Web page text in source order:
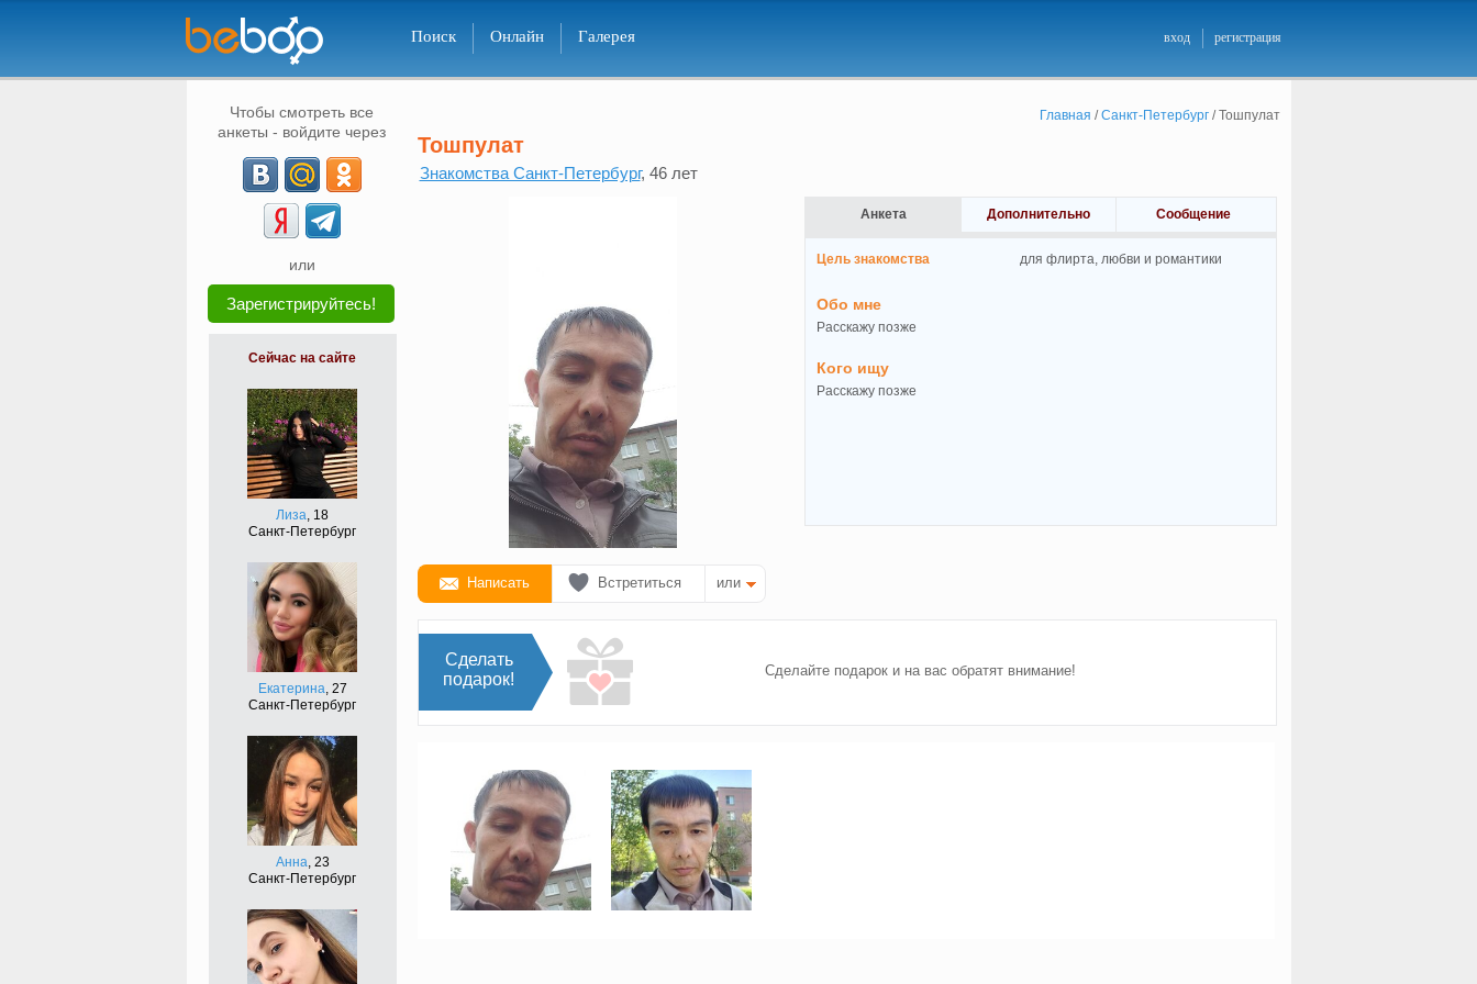
Поиск Онлайн Галерея вход регистрация
Чтобы смотреть все
анкеты - войдите через
или
Зарегистрируйтесь!
Сейчас на сайте
Лиза, 18
Санкт-Петербург
Екатерина, 27
Санкт-Петербург
Анна, 23
Санкт-Петербург
Главная /Санкт-Петербург/Тошпулат
Тошпулат
Знакомства Санкт-Петербург, 46 лет
Написать Встретиться или
Анкета Дополнительно Сообщение
Цель знакомства для флирта, любви и романтики
Обо мне
Расскажу позже
Кого ищу
Расскажу позже
Сделать
подарок!
Сделайте подарок и на вас обратят внимание!